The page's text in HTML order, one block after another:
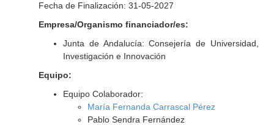
Fecha de Finalización: 31-05-2027
Empresa/Organismo financiador/es:
Junta de Andalucía: Consejería de Universidad,
Investigación e Innovación
Equipo:
Equipo Colaborador:
María Fernanda Carrascal Pérez
Pablo Sendra Fernández